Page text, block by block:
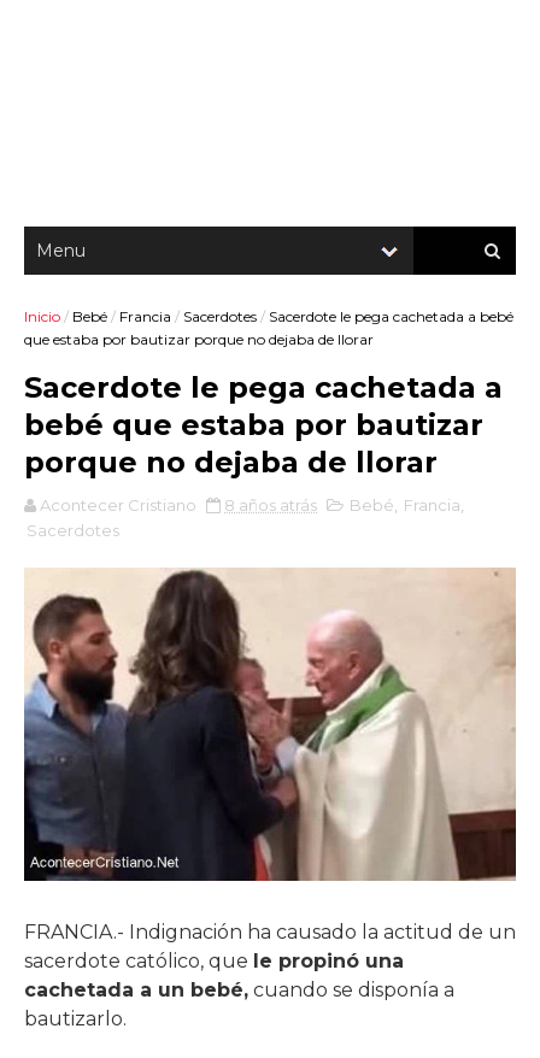
Inicio / Bebé / Francia / Sacerdotes / Sacerdote le pega cachetada a bebé
que estaba por bautizar porque no dejaba de llorar
Sacerdote le pega cachetada a
bebé que estaba por bautizar
porque no dejaba de llorar
Acontecer Cristiano 8 años atrás Bebé Francia
Sacerdotes
FRANCIA.- Indignación ha causado la actitud de un
sacerdote católico, que le propinó una
cachetada a un bebé, cuando se disponía a
bautizarlo.